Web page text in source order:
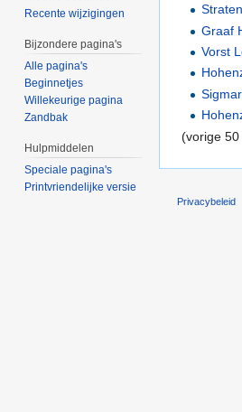
Straten
Graaf
Vorst
(vorige
Recente wijzigingen
Bijzondere pagina's
Alle pagina's
Beginnetjes
Willekeurige pagina
Zandbak
Hulpmiddelen
Speciale pagina's
Printvriendelijke versie
Privacybeleid